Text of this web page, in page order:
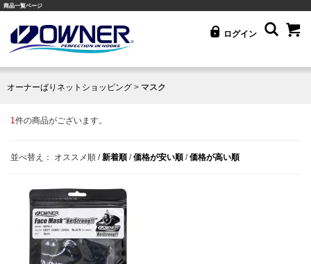
商品一覧ページ
ログイン
オーナーばりネットショッピング > マスク
1件の商品がございます。
並べ替え： オススメ順 /新着順 /価格が安い順 /価格が高い順